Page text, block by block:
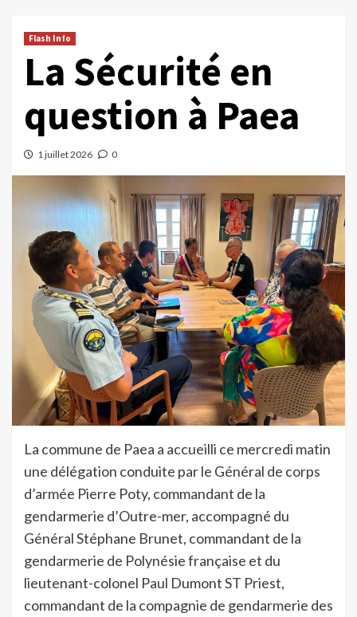
Flash Info
La Sécurité en
question à Paea
1 juillet 2026 0
La commune de Paea a accueilli ce mercredi matin
une délégation conduite par le Général de corps
d’armée Pierre Poty, commandant de la
gendarmerie d’Outre-mer, accompagné du
Général Stéphane Brunet, commandant de la
gendarmerie de Polynésie française et du
lieutenant-colonel Paul Dumont ST Priest,
commandant de la compagnie de gendarmerie des